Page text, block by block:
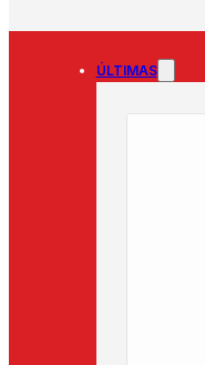
ÚLTIMAS